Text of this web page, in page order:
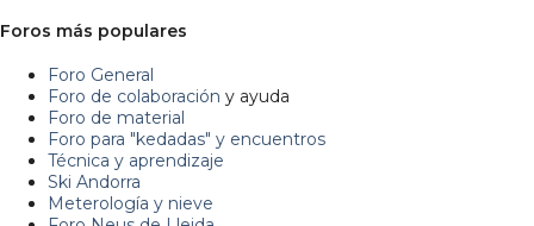
Foros más populares
Foro General
Foro de colaboración y ayuda
Foro de material
Foro para "kedadas" y encuentros
Técnica y aprendizaje
Ski Andorra
Meterología y nieve